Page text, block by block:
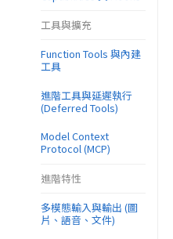
工具與擴充
Function Tools 與內建
工具
進階工具與延遲執行
(Deferred Tools)
Model Context
Protocol (MCP)
進階特性
多模態輸入與輸出 (圖
片、語音、文件)